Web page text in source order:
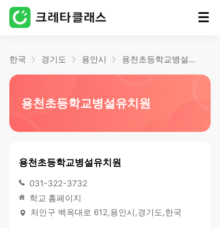
한국 경기도 용인시 용천초등학교병설유치원
용천초등학교병설유치원
용천초등학교병설유치원
031-322-3732
학교 홈페이지
처인구 백옥대로 612,용인시,경기도,한국